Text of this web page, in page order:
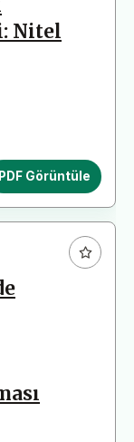
Nitel
PDF Görüntüle